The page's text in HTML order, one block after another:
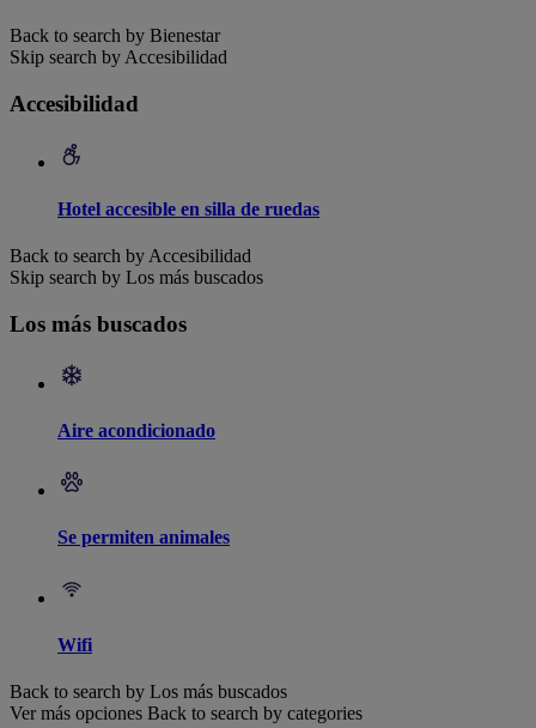
Back to search by Bienestar
Skip search by Accesibilidad
Accesibilidad
Hotel accesible en silla de ruedas
Back to search by Accesibilidad
Skip search by Los más buscados
Los más buscados
Aire acondicionado
Se permiten animales
Wifi
Back to search by Los más buscados
Ver más opciones Back to search by categories